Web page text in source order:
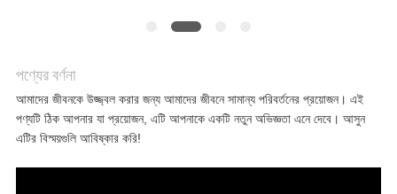
ক্ষেত্রেই
উদ্ধৃতির
জন্য
পণ্যের বর্ণনা
আমাদের জীবনকে উজ্জ্বল করার জন্য আমাদের জীবনে সামান্য পরিবর্তনের প্রয়োজন। এই
পণ্যটি ঠিক আপনার যা প্রয়োজন, এটি আপনাকে একটি নতুন অভিজ্ঞতা এনে দেবে। আসুন
এটির বিস্ময়গুলি আবিষ্কার করি!